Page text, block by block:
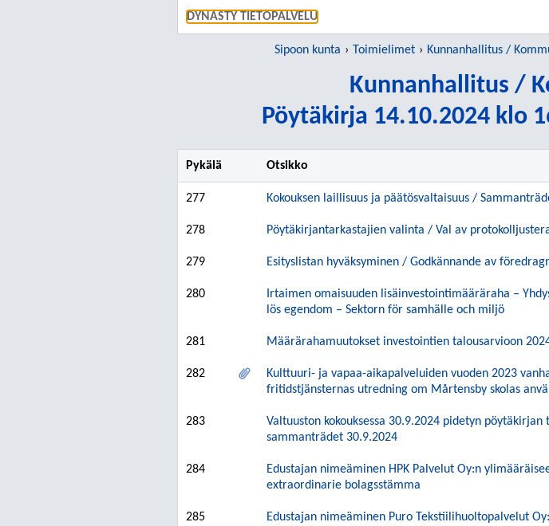
DYNASTY TIETOPALVELU
Sipoon kunta Toimielimet Kunnanhallitus /
Kunnanhallitus /
Pöytäkirja 14.10.2024 klo
Pykälä Otsikko
277 Kokouksen laillisuus ja päätösvaltaisuus /
278 Pöytäkirjantarkastajien valinta / Val av
279 Esityslistan hyväksyminen / Godkännande av
280
Irtaimen omaisuuden lisäinvestointimääräraha –
lös egendom – Sektorn för samhälle och miljö
281 Määrärahamuutokset investointien talousarvioon
282
Kulttuuri- ja vapaa-aikapalveluiden vuoden 2023
fritidstjänsternas utredning om Mårtensby skolas
283
Valtuuston kokouksessa 30.9.2024 pidetyn
sammanträdet 30.9.2024
284
Edustajan nimeäminen HPK Palvelut Oy:n
extraordinarie bolagsstämma
285
Edustajan nimeäminen Puro Tekstiilihuoltopalvelut